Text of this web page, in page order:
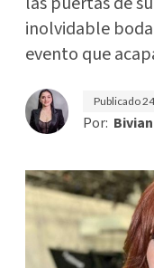
inolvidable
evento que
Publicado
Por: